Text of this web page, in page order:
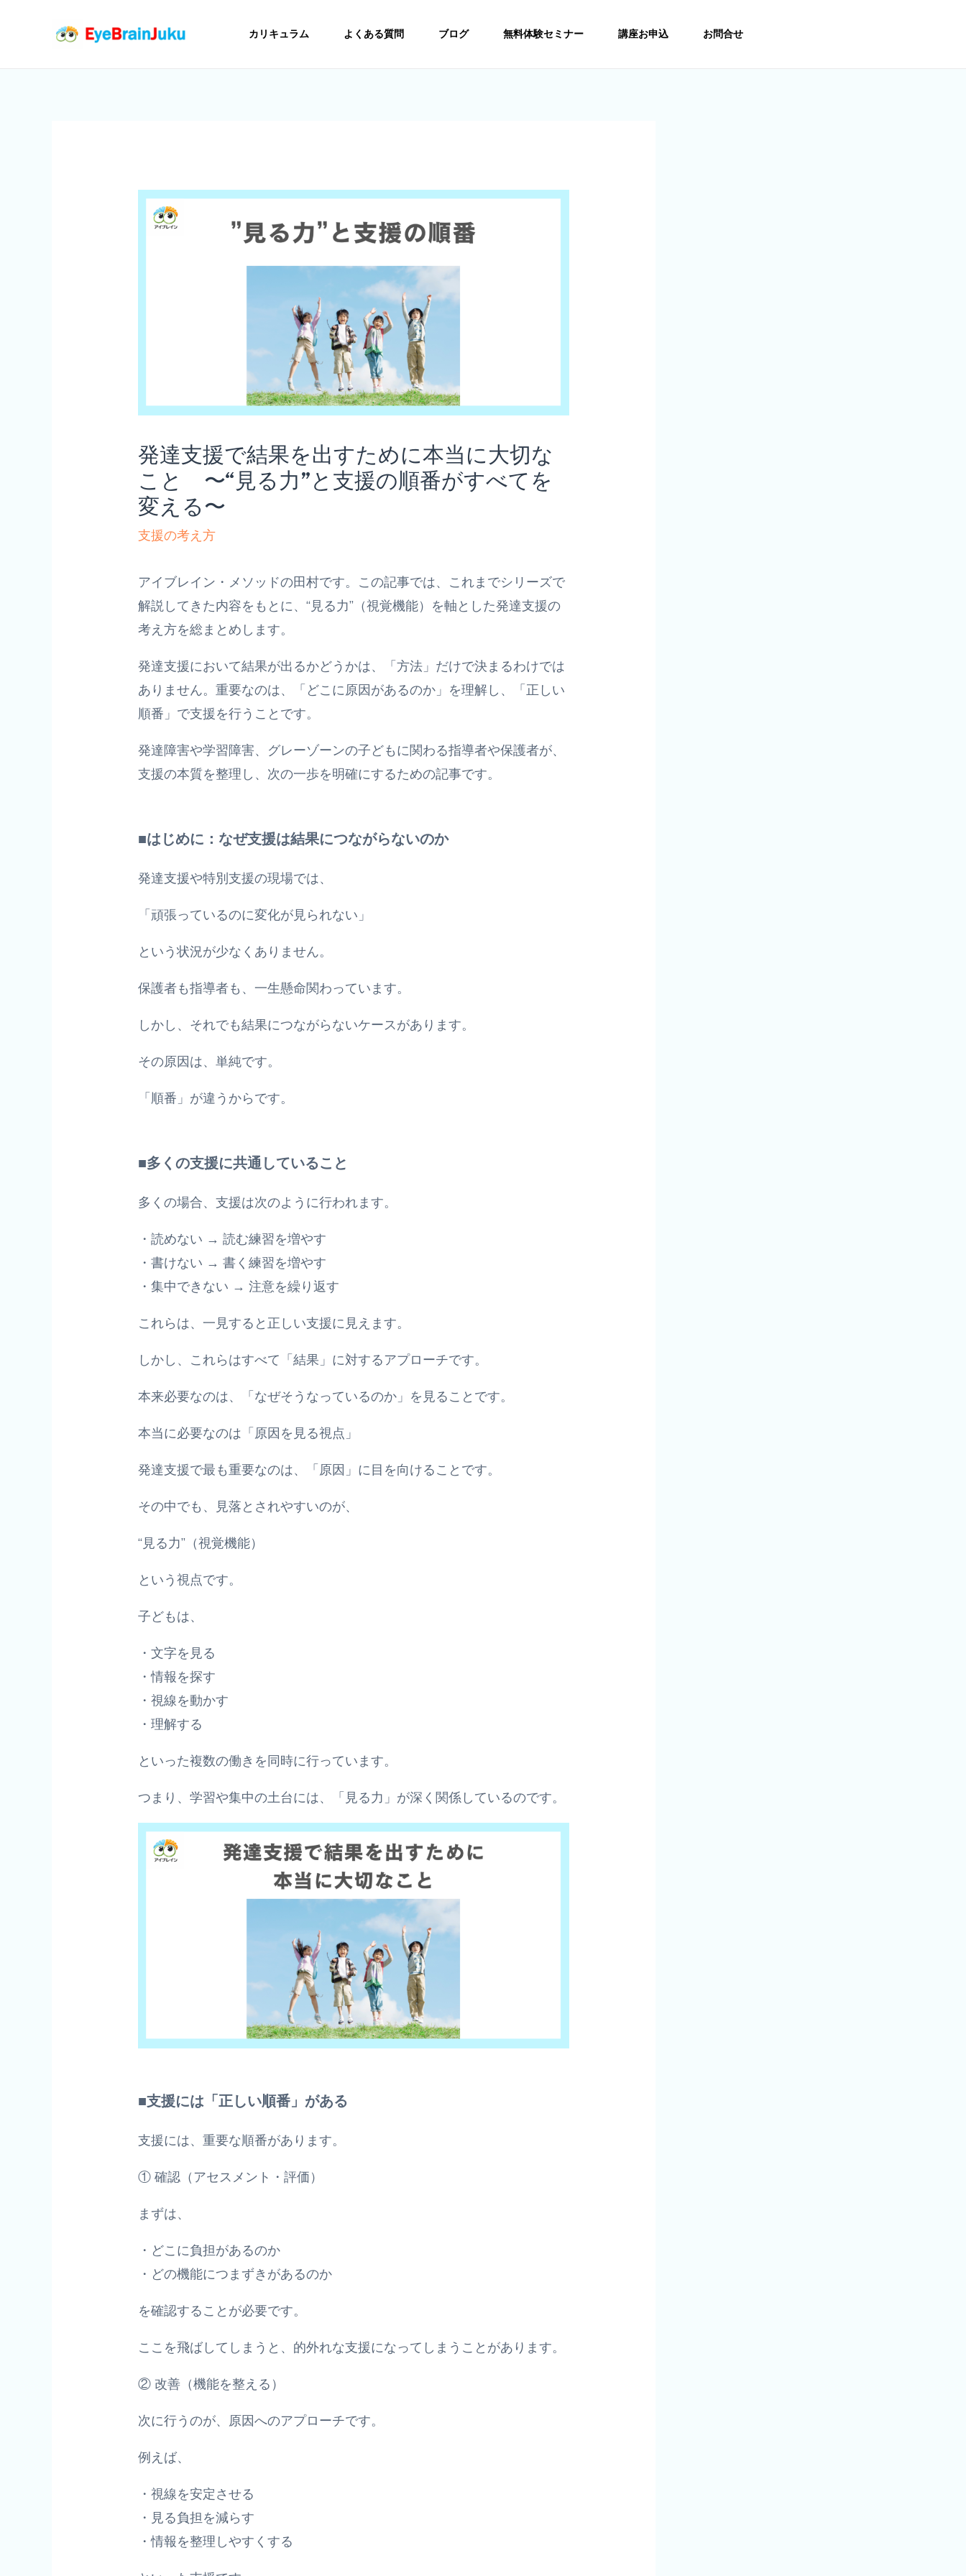
カリキュラム よくある質問 ブログ 無料体験セミナー 講座お申込 お問合せ
発達支援で結果を出すために本当に大切な
こと 〜“見る力”と支援の順番がすべてを
変える〜
支援の考え方
アイブレイン・メソッドの田村です。この記事では、これまでシリーズで
解説してきた内容をもとに、“見る力”（視覚機能）を軸とした発達支援の
考え方を総まとめします。
発達支援において結果が出るかどうかは、「方法」だけで決まるわけでは
ありません。重要なのは、「どこに原因があるのか」を理解し、「正しい
順番」で支援を行うことです。
発達障害や学習障害、グレーゾーンの子どもに関わる指導者や保護者が、
支援の本質を整理し、次の一歩を明確にするための記事です。
■はじめに：なぜ支援は結果につながらないのか
発達支援や特別支援の現場では、
「頑張っているのに変化が見られない」
という状況が少なくありません。
保護者も指導者も、一生懸命関わっています。
しかし、それでも結果につながらないケースがあります。
その原因は、単純です。
「順番」が違うからです。
■多くの支援に共通していること
多くの場合、支援は次のように行われます。
・読めない → 読む練習を増やす
・書けない → 書く練習を増やす
・集中できない → 注意を繰り返す
これらは、一見すると正しい支援に見えます。
しかし、これらはすべて「結果」に対するアプローチです。
本来必要なのは、「なぜそうなっているのか」を見ることです。
本当に必要なのは「原因を見る視点」
発達支援で最も重要なのは、「原因」に目を向けることです。
その中でも、見落とされやすいのが、
“見る力”（視覚機能）
という視点です。
子どもは、
・文字を見る
・情報を探す
・視線を動かす
・理解する
といった複数の働きを同時に行っています。
つまり、学習や集中の土台には、「見る力」が深く関係しているのです。
■支援には「正しい順番」がある
支援には、重要な順番があります。
① 確認（アセスメント・評価）
まずは、
・どこに負担があるのか
・どの機能につまずきがあるのか
を確認することが必要です。
ここを飛ばしてしまうと、的外れな支援になってしまうことがあります。
② 改善（機能を整える）
次に行うのが、原因へのアプローチです。
例えば、
・視線を安定させる
・見る負担を減らす
・情報を整理しやすくする